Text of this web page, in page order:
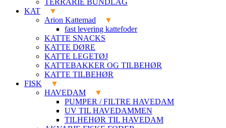
TERRARIE BUNDLAG
KAT
Arion Kattemad
fast levering kattefoder
KATTE SNACKS
KATTE DØRE
KATTE LEGETØJ
KATTEBAKKER OG TILBEHØR
KATTE TILBEHØR
FISK
HAVEDAM
PUMPER / FILTRE HAVEDAM
UV TIL HAVEDAMMEN
TILHEHØR TIL HAVEDAM